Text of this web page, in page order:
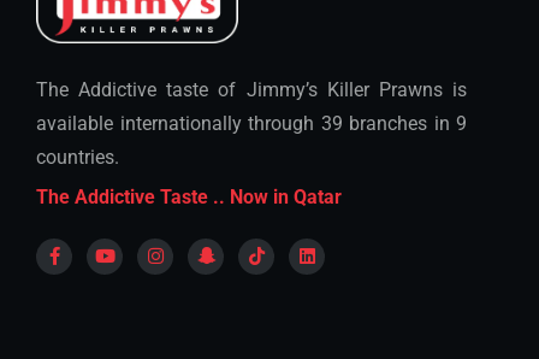
The Addictive taste of Jimmy’s Killer Prawns is
available internationally through 39 branches in 9
countries.
The Addictive Taste .. Now in Qatar